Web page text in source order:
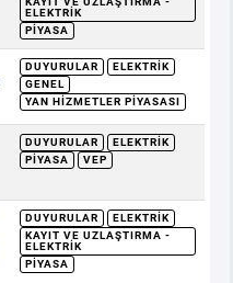
ELEKTRIK
PIYASA
DUYURULAR
ELEKTRIK
GENEL
YAN HIZMETLER PIYASASI
DUYURULAR
ELEKTRIK
PIYASA
VEP
DUYURULAR
ELEKTRIK
KAYIT VE UZLAŞTIRMA -
ELEKTRIK
PIYASA